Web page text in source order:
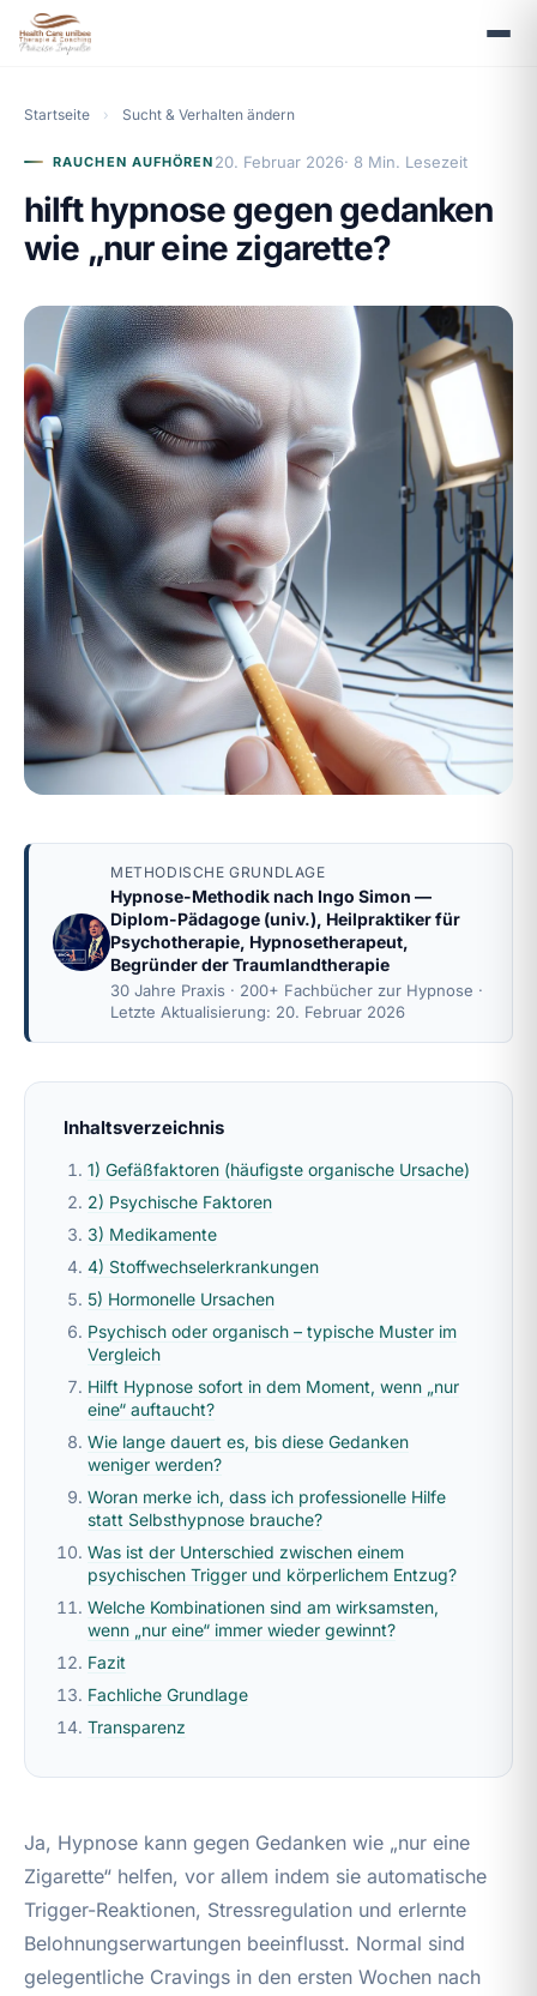
Startseite › Sucht & Verhalten ändern
RAUCHEN AUFHÖREN 20. Februar 2026· 8 Min. Lesezeit
hilft hypnose gegen gedanken
wie „nur eine zigarette?
METHODISCHE GRUNDLAGE
Hypnose-Methodik nach Ingo Simon —
Diplom-Pädagoge (univ.), Heilpraktiker für
Psychotherapie, Hypnosetherapeut,
Begründer der Traumlandtherapie
30 Jahre Praxis · 200+ Fachbücher zur Hypnose ·
Letzte Aktualisierung: 20. Februar 2026
Inhaltsverzeichnis
1) Gefäßfaktoren (häufigste organische Ursache)
2) Psychische Faktoren
3) Medikamente
4) Stoffwechselerkrankungen
5) Hormonelle Ursachen
Psychisch oder organisch – typische Muster im
Vergleich
Hilft Hypnose sofort in dem Moment, wenn „nur
eine“ auftaucht?
Wie lange dauert es, bis diese Gedanken
weniger werden?
Woran merke ich, dass ich professionelle Hilfe
statt Selbsthypnose brauche?
Was ist der Unterschied zwischen einem
psychischen Trigger und körperlichem Entzug?
Welche Kombinationen sind am wirksamsten,
wenn „nur eine“ immer wieder gewinnt?
Fazit
Fachliche Grundlage
Transparenz
Ja, Hypnose kann gegen Gedanken wie „nur eine
Zigarette“ helfen, vor allem indem sie automatische
Trigger-Reaktionen, Stressregulation und erlernte
Belohnungserwartungen beeinflusst. Normal sind
gelegentliche Cravings in den ersten Wochen nach